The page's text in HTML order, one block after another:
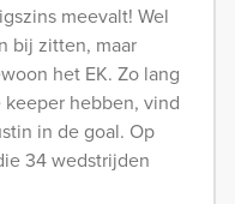
meevalt! Wel
bij zitten, maar
het EK. Zo lang
hebben, vind
in de goal. Op
34 wedstrijden